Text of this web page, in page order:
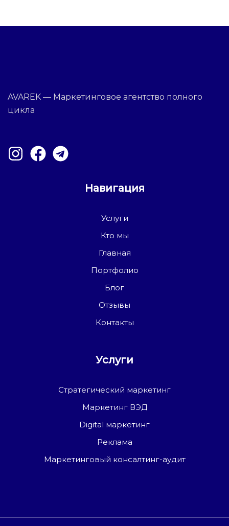
AVAREK — Маркетинговое агентство полного
цикла
Навигация
Услуги
Кто мы
Главная
Портфолио
Блог
Отзывы
Контакты
Услуги
Стратегический маркетинг
Маркетинг ВЭД
Digital маркетинг
Реклама
Маркетинговый консалтинг-аудит